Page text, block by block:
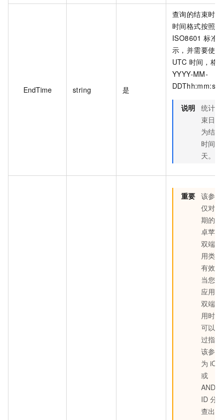
EndTime string 是
查询的结束时
时间格式按照
ISO8601 标准
示，并需要使用
UTC 时间，格
YYYY-MM-
说明 统计结
束日期
为结束
时间当
天。
重要 该参数
仅对早
期的安
卓苹果
双端应
用类型
有效，
当您的
应用为
双端应
用时，
可以通
过指定
该参数
为 iOS
或
ID 分
查出两